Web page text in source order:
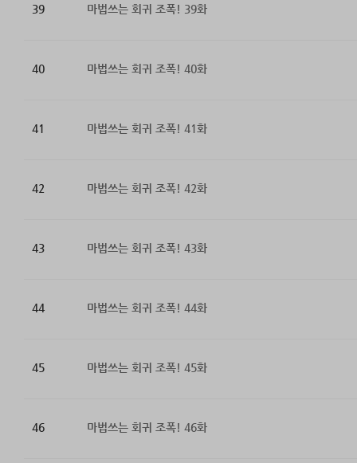
39 마법쓰는 회귀 조폭! 39화
40 마법쓰는 회귀 조폭! 40화
41 마법쓰는 회귀 조폭! 41화
42 마법쓰는 회귀 조폭! 42화
43 마법쓰는 회귀 조폭! 43화
44 마법쓰는 회귀 조폭! 44화
45 마법쓰는 회귀 조폭! 45화
46 마법쓰는 회귀 조폭! 46화